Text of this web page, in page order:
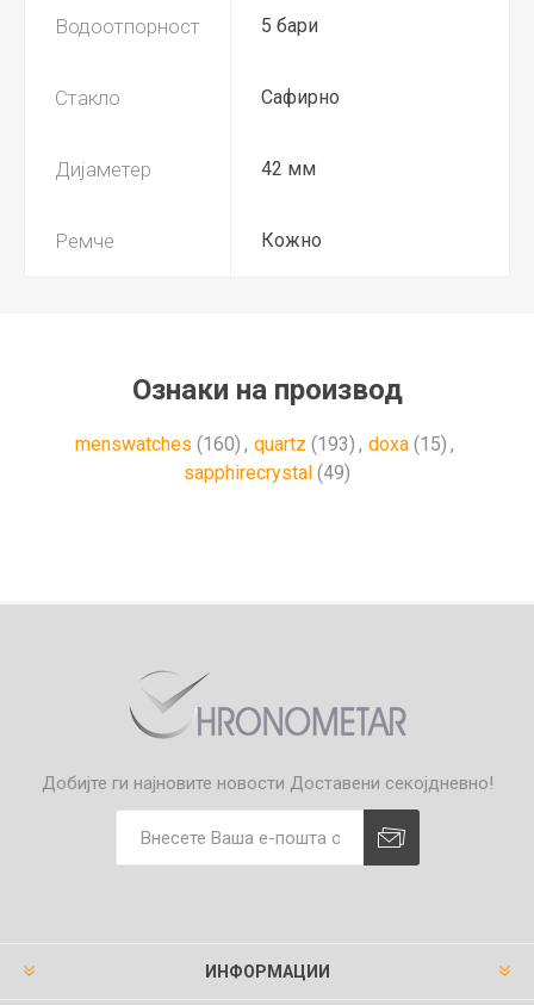
Водоотпорност 5 бари
Стакло Сафирно
Дијаметер 42 мм
Ремче Кожно
Ознаки на производ
menswatches (160) , quartz (193) , doxa (15) ,
sapphirecrystal (49)
Добијте ги најновите новости Доставени секојдневно!
ИНФОРМАЦИИ